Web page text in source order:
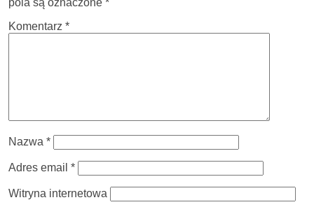
pola są oznaczone *
Komentarz *
Nazwa *
Adres email *
Witryna internetowa